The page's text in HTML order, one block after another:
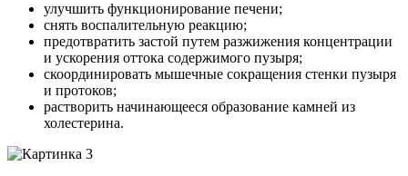
улучшить функционирование печени;
снять воспалительную реакцию;
предотвратить застой путем разжижения концентрации
и ускорения оттока содержимого пузыря;
скоординировать мышечные сокращения стенки пузыря
и протоков;
растворить начинающееся образование камней из
холестерина.